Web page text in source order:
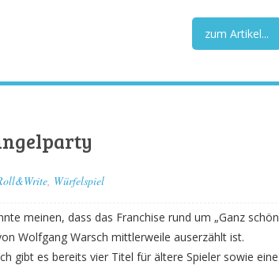
zum Artikel...
, Würfelspiel
meinen, dass das Franchise rund um „Ganz schön
Wolfgang Warsch mittlerweile auserzählt ist.
gibt es bereits vier Titel für ältere Spieler sowie eine